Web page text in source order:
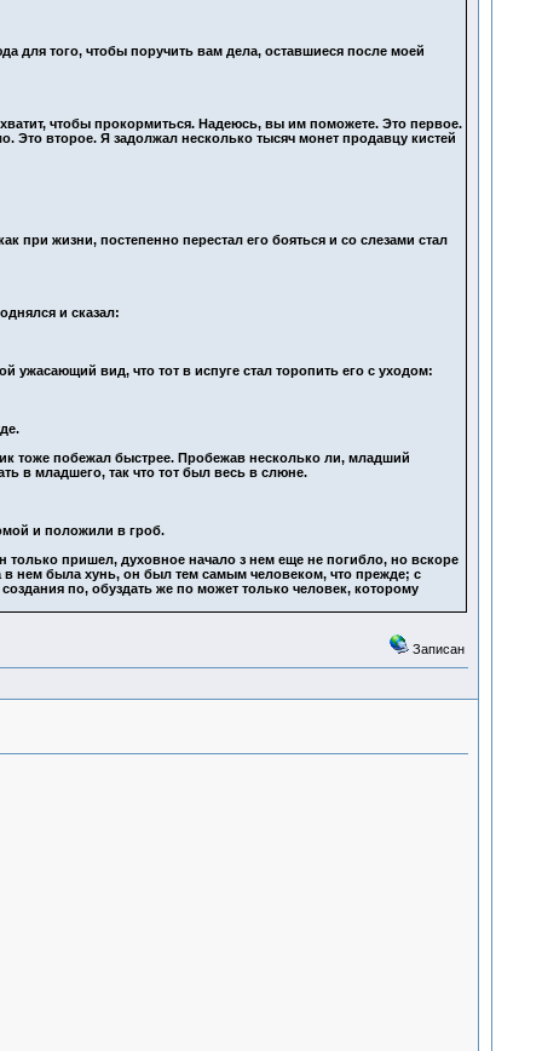
для того, чтобы поручить вам дела, оставшиеся после моей
чтобы прокормиться. Надеюсь, вы им поможете. Это первое.
Это второе. Я задолжал несколько тысяч монет продавцу кистей
при жизни, постепенно перестал его бояться и со слезами стал
и сказал:
ужасающий вид, что тот в испуге стал торопить его с уходом:
тоже побежал быстрее. Пробежав несколько ли, младший
в младшего, так что тот был весь в слюне.
и положили в гроб.
пришел, духовное начало з нем еще не погибло, но вскоре
в нем была хунь, он был тем самым человеком, что прежде; с
по, обуздать же по может только человек, которому
Записан